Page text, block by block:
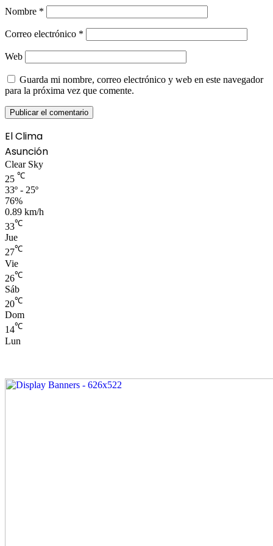
Nombre *
Correo electrónico *
Web
Guarda mi nombre, correo electrónico y web en este navegador
para la próxima vez que comente.
El Clima
Asunción
Clear Sky
25 ℃
33º - 25º
76%
0.89 km/h
33℃
Jue
27℃
Vie
26℃
Sáb
20℃
Dom
14℃
Lun